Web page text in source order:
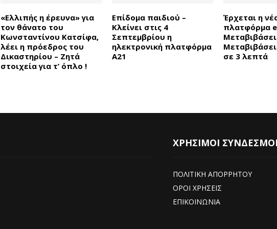
«Ελλιπής η έρευνα» για
τον θάνατο του
Κωνσταντίνου Κατσίφα,
λέει η πρόεδρος του
Δικαστηρίου – Ζητά
στοιχεία για τ’ όπλο !
Επίδομα παιδιού –
Κλείνει στις 4
Σεπτεμβρίου η
ηλεκτρονική πλατφόρμα
Α21
Έρχεται η
πλατφόρμα
σε 3 λεπτά
ΧΡΗΣΙΜΟΙ ΣΥΝΔΕΣΜΟΙ
ΠΟΛΙΤΙΚΗ ΑΠΟΡΡΗΤΟΥ
ΟΡΟΙ ΧΡΗΣΕΙΣ
ΕΠΙΚΟΙΝΩΝΙΑ